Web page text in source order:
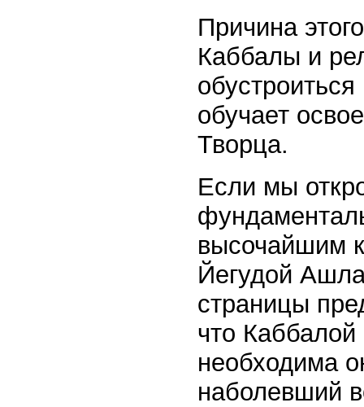
Причина
Каббалы и
обучает
Творца.
Если мы
высочайшим
Йегудой
страницы
что
необходима
наболевший